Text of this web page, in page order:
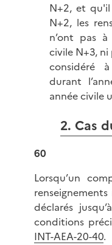
N+2, et
N+2, les
n’ont pas
civile N+3,
considéré
durant
année civile
2. Cas
60
Lorsqu’un
déclarés
conditions
INT-AEA-20-40.